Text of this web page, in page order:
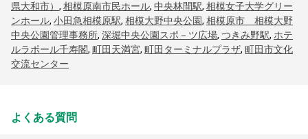
県大和市） , 相模原南市民ホール, 中央林間駅, 相模女子大学グリー
ンホール, 小田急相模原駅, 相模大野中央公園, 相模原市 相模大野
中央公園管理事務所, 深堀中央公園スポ－ツ広場, つきみ野駅, ホテ
ルラポール千寿閣, 町田天満宮, 町田ターミナルプラザ, 町田市文化
交流センター
よくある質問